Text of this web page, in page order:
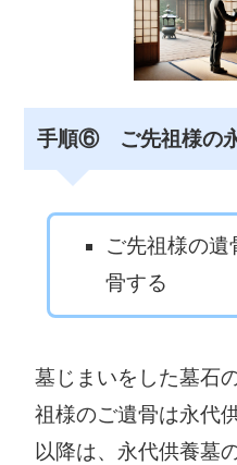
野郡上板町七條
字経塚42
088-694-3111
場
好郡東みよし町
加茂3360
0883-82-6303
手順⑥ ご先祖様の
ご先祖様の遺
骨する
墓じまいをした墓石
祖様のご遺骨は永代
以降は、永代供養墓